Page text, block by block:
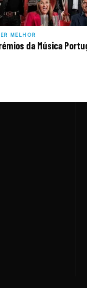
MELHOR
da Música